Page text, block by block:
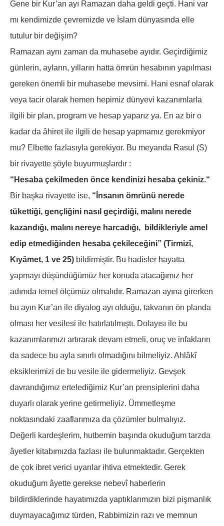
Gene bir Kur’an ayı Ramazan daha geldi geçti. Hani var
mı kendimizde çevremizde ve İslam dünyasında elle
tutulur bir değişim?
Ramazan aynı zaman da muhasebe ayıdır. Geçirdiğimiz
günlerin, ayların, yılların hatta ömrün hesabının yapılması
gereken önemli bir muhasebe mevsimi. Hani esnaf olarak
veya tacir olarak hemen hepimiz dünyevi kazanımlarla
ilgili bir plan, program ve hesap yaparız ya. En az bir o
kadar da âhiret ile ilgili de hesap yapmamız gerekmiyor
mu? Elbette fazlasıyla gerekiyor. Bu meyanda Rasul (S)
bir rivayette şöyle buyurmuşlardır :
“Hesaba çekilmeden önce kendinizi hesaba çekiniz.“
Bir başka rivayette ise, “İnsanın ömrünü nerede
tükettiği, gençliğini nasıl geçirdiği, malını nerede
kazandığı, malını nereye harcadığı, bildikleriyle amel
edip etmediğinden hesaba çekileceğini” (Tirmizî,
Kıyâmet, 1 ve 25) bildirmiştir. Bu hadisler hayatta
yapmayı düşündüğümüz her konuda atacağımız her
adımda temel ölçümüz olmalıdır. Ramazan ayına girerken
bu ayın Kur’an ile diyalog ayı olduğu, takvanın ön planda
olması her vesilesi ile hatırlatılmıştı. Dolayısı ile bu
kazanımlarımızı artırarak devam etmeli, oruç ve infakların
da sadece bu ayla sınırlı olmadığını bilmeliyiz. Ahlâkî
eksiklerimizi de bu vesile ile gidermeliyiz. Gevşek
davrandığımız ertelediğimiz Kur’an prensiplerini daha
duyarlı olarak yerine getirmeliyiz. Ümmetleşme
noktasındaki zaaflarımıza da çözümler bulmalıyız.
Değerli kardeşlerim, hutbemin başında okuduğum tarzda
âyetler kitabımızda fazlası ile bulunmaktadır. Gerçekten
de çok ibret verici uyarılar ihtiva etmektedir. Gerek
okuduğum âyette gerekse nebevî haberlerin
bildirdiklerinde hayatımızda yaptıklarımızın bizi pişmanlık
duymayacağımız türden, Rabbimizin razı ve memnun